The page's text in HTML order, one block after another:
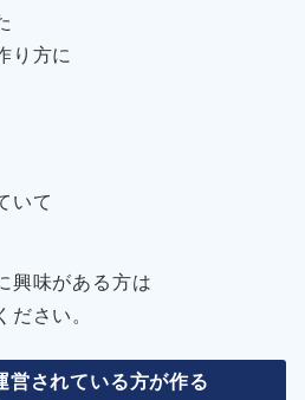
り方に
いて
興味がある方は
さい。
営されている方が作る